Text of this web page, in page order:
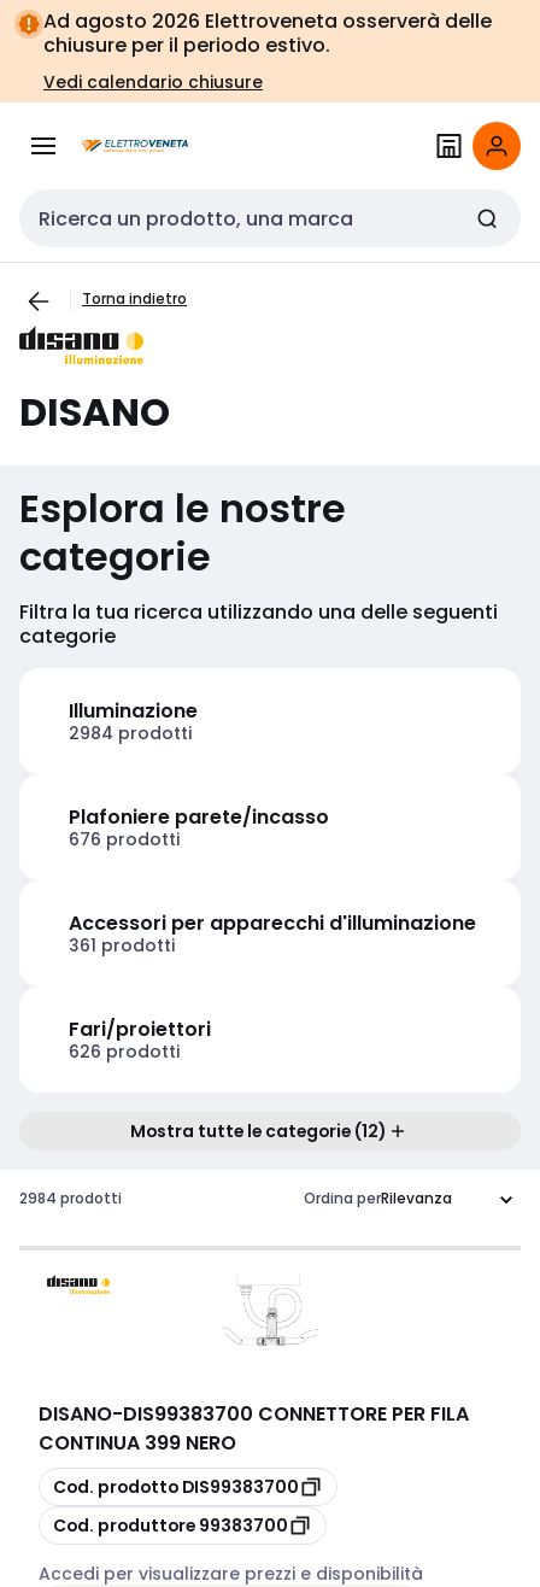
Vai alla
navigazione
Vai
alla
pagina
Ad agosto 2026 Elettroveneta osserverà delle
chiusure per il periodo estivo.
Vedi calendario chiusure
Cerca input
Torna indietro
DISANO
Esplora le nostre
categorie
Filtra la tua ricerca utilizzando una delle seguenti
categorie
Illuminazione
2984 prodotti
Plafoniere parete/incasso
676 prodotti
Accessori per apparecchi d'illuminazione
361 prodotti
Fari/proiettori
626 prodotti
Mostra tutte le categorie (12)
2984 prodotti Ordina per
DISANO-DIS99383700 CONNETTORE PER FILA
CONTINUA 399 NERO
copia
Cod. prodotto DIS99383700
copia
Cod. produttore 99383700
Accedi per visualizzare prezzi e disponibilità